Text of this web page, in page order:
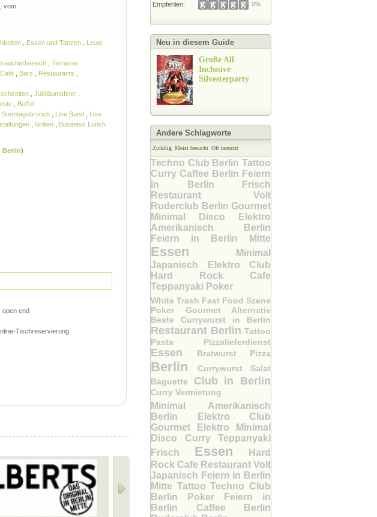
vom
Essen und Tanzen
Leute
Terrasse
Café Bars Restaurants
Jubiläumsfeier
Buffet
Sonntagsbrunch Live Band
Live
Grillen
Business Lunch
Berlin)
open end
Tischreservierung
Empfehlen: 0%
Neu in diesem Guide
Große All
Inclusive
Silvesterparty
Andere Schlagworte
Zufällig Meist besucht Oft benutzt
Techno Club Berlin Tattoo
Curry Caffee Berlin Feiern
in Berlin
Frisch
Restaurant Volt
Ruderclub Berlin Gourmet
Minimal Disco
Elektro
Amerikanisch Berlin
Feiern in Berlin Mitte
Essen
Minimal
Japanisch
Elektro Club
Hard Rock Cafe
Teppanyaki Poker
White Trash Fast Food Szene
Poker Gourmet Alternativ
Beste Currywurst in Berlin
Restaurant Berlin Tattoo
Pasta Pizzalieferdienst
Essen Bratwurst Pizza
Berlin Currywurst Salat
Baguette Club in Berlin
Curry Vermietung
Minimal Amerikanisch
Berlin
Elektro Club
Gourmet
Elektro
Minimal
Disco Curry Teppanyaki
Frisch Essen
Hard
Rock Cafe Restaurant Volt
Japanisch Feiern in Berlin
Mitte TattooTechno Club
Berlin
Poker
Feiern in
Berlin Caffee Berlin